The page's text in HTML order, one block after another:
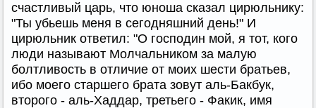
счастливый царь, что юноша сказал цирюльнику:
"Ты убьешь меня в сегодняшний день!" И
цирюльник ответил: "О господин мой, я тот, кого
люди называют Молчальником за малую
болтливость в отличие от моих шести братьев,
ибо моего старшего брата зовут аль-Бакбук,
второго - аль-Хаддар, третьего - Факик, имя